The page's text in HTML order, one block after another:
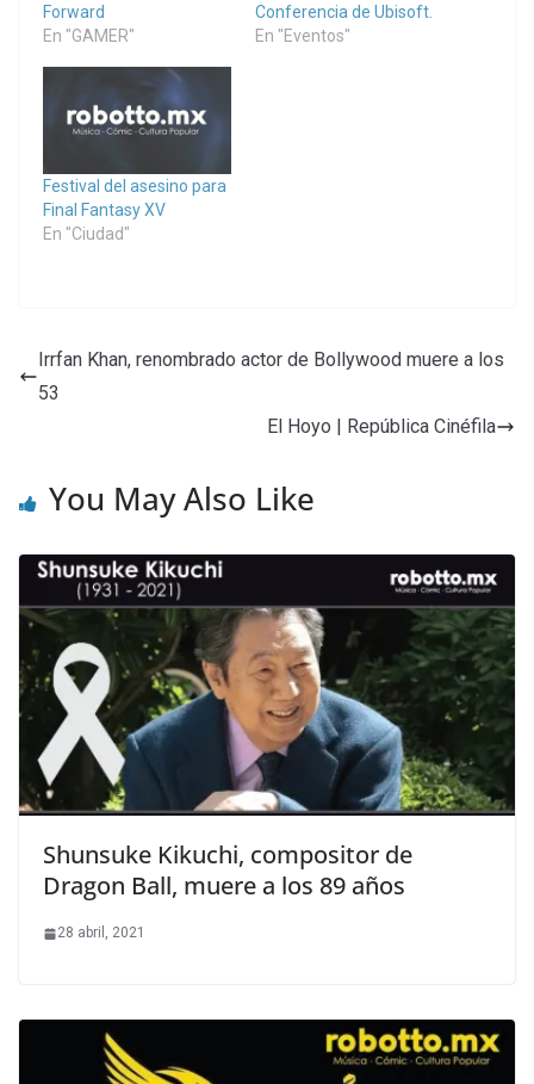
Forward
En "GAMER"
Conferencia de Ubisoft.
En "Eventos"
Festival del asesino para
Final Fantasy XV
En "Ciudad"
Irrfan Khan, renombrado actor de Bollywood muere a los
53
El Hoyo | República Cinéfila
You May Also Like
Shunsuke Kikuchi, compositor de
Dragon Ball, muere a los 89 años
28 abril, 2021